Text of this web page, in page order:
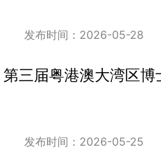
发布时间：2026-05-28
第三届粤港澳大湾区
发布时间：2026-05-25